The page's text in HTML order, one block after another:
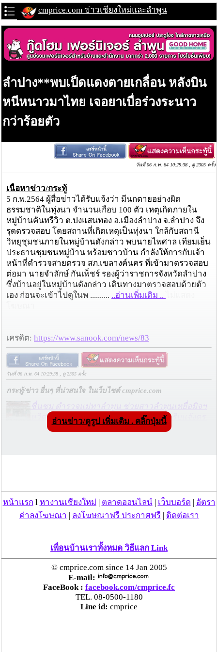
cmprice.com ข่าวเชียงใหม่และลำพูน
ลำปาง**พบเป็ดแดงตายเกลื่อน หลังบิน
หนีหนาวมาไทย เจอยาเบื่อร่วงระนาว
กว่าร้อยตัว
วันที่ 06 ก.พ. 64 10:29:38 , ดู 2305 ครั้ง
เนื้อหาข่าว/กระทู้
5 ก.พ.2564 ผู้สื่อข่าวได้รับแจ้งว่า มีนกตายอย่างผิด
ธรรมชาติในทุ่งนา จำนวนเกือบ 100 ตัว เหตุเกิดภายใน
หมู่บ้านคันทรีวิว ต.ปงแสนทอง อ.เมืองลำปาง จ.ลำปาง จึง
รุดตรวจสอบ โดยสถานที่เกิดเหตุเป็นทุ่งนา ใกล้กับสถานี
วิทยุชุมชนภายในหมู่บ้านดังกล่าว พบนายไพศาล เทียมเย็น
ประธานชุมชนหมู่บ้าน พร้อมชาวบ้าน กำลังให้การกับเจ้า
หน้าที่ตำรวจสายตรวจ สภ.เขลางค์นคร ที่เข้ามาตรวจสอบ
ต่อมา นายจำลักษ์ กันเพ็ชร์ รองผู้ว่าราชการจังหวัดลำปาง
ซึ่งบ้านอยู่ในหมู่บ้านดังกล่าว เดินทางมาตรวจสอบด้วยตัว
เอง ก่อนจะเข้าไปดูในพ .......... ..อ่านเพิ่มเติม ..
เครดิต: https://www.sanook.com/news/83
วันที่ 06 ก.พ. 64 10:29:38 , ดู 2305 ครั้ง
กระทู้/ข่าว อื่นๆ ที่น่าสนใจ ในเว็บไซต์ cmprice.com
ชื่นชม ตำรวจแม่ทาลำพูน ช่วยสาวลำพูนเหยื่อมิจฯ
หวิดสูญเงินเกือบสองแสน โชคดีรู้ตัวเร็ว! รีบแจ้งตร.
ประสาน สตช.สายด่วน 1441 อายัดบัญชี-ตามเงินได้
แม่สะเรียง ลุยตรวจ “สกุชชี่“ ของเล่นอันตราย พบไร้
“ลาว” ส่ง “24 คนไทย” กลับประเทศผ่านด่าน
เชียงของ เพื่อดำเนินการตามกฎหมาย พบส่วนใหญ่มี
เอี่ยวแก๊งคอลเซ็นเตอร์
“ตรีนุช” เปิดตัวระบบ “e-WorkPermit” ลงทะเบียน
อ่านข่าว/ดูรูป เพิ่มเติม . คลิ๊กปุ่มนี้
หน้าแรก l หางานเชียงใหม่ ตลาดออนไลน์| เว็บบอร์ด
อัตรา
ค่าลงโฆษณา
ลงโฆษณาฟรี ประกาศฟรี| ติดต่อเรา
เพื่อนบ้านเราทั้งหมด วิธีแลก Link
© cmprice.com since 14 Jan 2005
E-mail:
FaceBook : facebook.com/cmprice.fc
TEL. 08-0500-1180
Line id: cmprice